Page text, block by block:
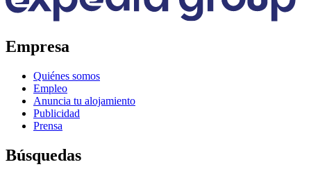
Empresa
Quiénes somos
Empleo
Anuncia tu alojamiento
Publicidad
Prensa
Búsquedas